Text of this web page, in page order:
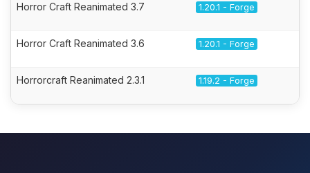
Horror Craft Reanimated 3.7 1.20.1 - Forge
Horror Craft Reanimated 3.6 1.20.1 - Forge
Horrorcraft Reanimated 2.3.1 1.19.2 - Forge